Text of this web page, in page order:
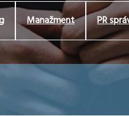
Manažment PR